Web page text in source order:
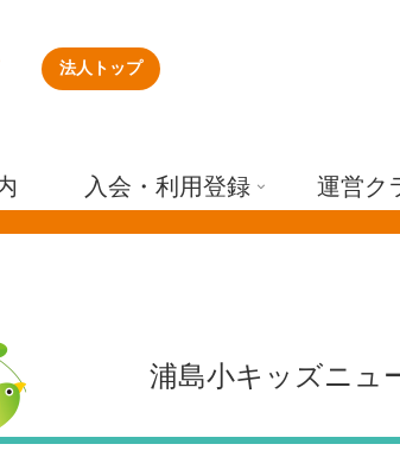
法人トップ
入会・利用登録 運営ク
浦島小キッズニュ